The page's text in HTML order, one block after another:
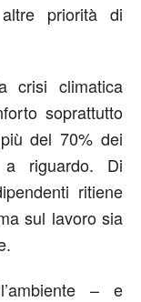
priorità di
crisi climatica
soprattutto
del 70% dei
a riguardo. Di
ritiene
sul lavoro sia
– e